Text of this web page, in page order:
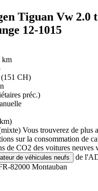
Tiguan Vw 2.0
12-1015
km
CH)
préc.)
Vous trouverez de plus
sur la consommation de
de CO2 des voitures neuves
de véhicules neufs
de
82000 Montauban